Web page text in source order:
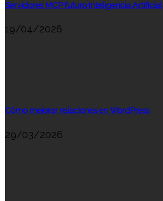
Servidores MCP futuro Inteligencia Artificial
19/04/2026
Cómo mejorar relaciones en WordPress
29/03/2026